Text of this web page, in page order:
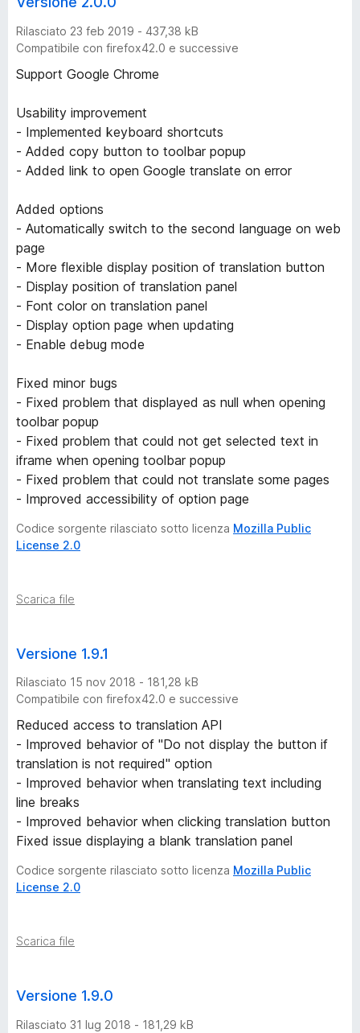
Rilasciato 23 feb 2019 - 437,38 kB
Compatibile con firefox42.0 e successive
Support Google Chrome
Usability improvement
- Implemented keyboard shortcuts
- Added copy button to toolbar popup
- Added link to open Google translate on error
Added options
- Automatically switch to the second language on web
page
- More flexible display position of translation button
- Display position of translation panel
- Font color on translation panel
- Display option page when updating
- Enable debug mode
Fixed minor bugs
- Fixed problem that displayed as null when opening
toolbar popup
- Fixed problem that could not get selected text in
iframe when opening toolbar popup
- Fixed problem that could not translate some pages
- Improved accessibility of option page
Codice sorgente rilasciato sotto licenza Mozilla Public
License 2.0
Scarica file
Versione 1.9.1
Rilasciato 15 nov 2018 - 181,28 kB
Compatibile con firefox42.0 e successive
Reduced access to translation API
- Improved behavior of "Do not display the button if
translation is not required" option
- Improved behavior when translating text including
line breaks
- Improved behavior when clicking translation button
Fixed issue displaying a blank translation panel
Codice sorgente rilasciato sotto licenza Mozilla Public
License 2.0
Scarica file
Versione 1.9.0
Rilasciato 31 lug 2018 - 181,29 kB